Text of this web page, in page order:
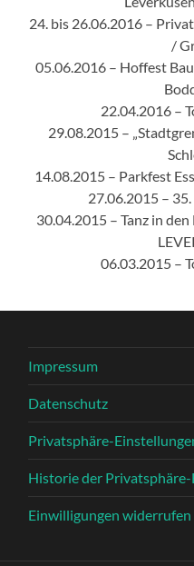
24. bis 26.06.2016 –
/
05.06.2016 – Hoffest
22.04.2016 –
29.08.2015 –
14.08.2015 – Parkfest
27.06.2015 –
30.04.2015 – Tanz in
06.03.2015 –
Impressum
Datenschutz
Privatsphäre-
Historie der
Einwilligungen widerrufen